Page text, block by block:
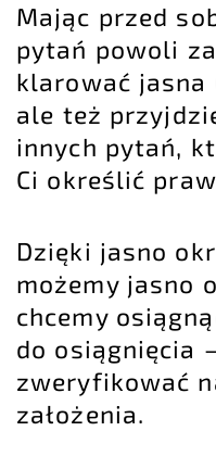
Mając przed
pytań powoli
klarować jasna
ale też
innych pytań,
Ci określić
Dzięki jasno
możemy jasno
chcemy
do osiągnięcia
zweryfikować
założenia.